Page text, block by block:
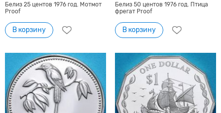
Белиз 25 центов 1976 год. Мотмот
Proof
В корзину
Белиз 50 центов 1976 год. Птица
фрегат Proof
В корзину